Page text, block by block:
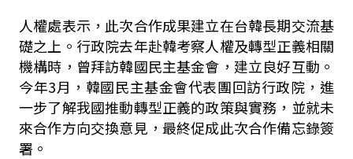
人權處表示，此次合作成果建立在台韓長期交流基
礎之上。行政院去年赴韓考察人權及轉型正義相關
機構時，曾拜訪韓國民主基金會，建立良好互動。
今年3月，韓國民主基金會代表團回訪行政院，進
一步了解我國推動轉型正義的政策與實務，並就未
來合作方向交換意見，最終促成此次合作備忘錄簽
署。